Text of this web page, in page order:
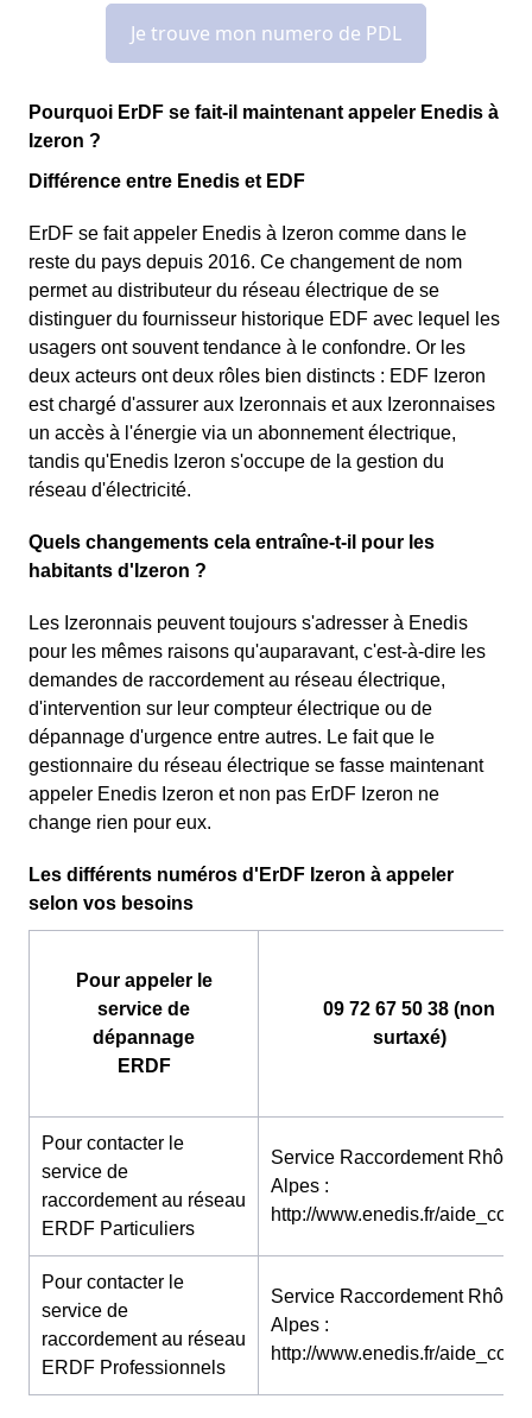
Pourquoi ErDF se fait-il maintenant appeler Enedis à
Izeron ?
Différence entre Enedis et EDF
ErDF se fait appeler Enedis à Izeron comme dans le
reste du pays depuis 2016. Ce changement de nom
permet au distributeur du réseau électrique de se
distinguer du fournisseur historique EDF avec lequel les
usagers ont souvent tendance à le confondre. Or les
deux acteurs ont deux rôles bien distincts : EDF Izeron
est chargé d'assurer aux Izeronnais et aux Izeronnaises
un accès à l'énergie via un abonnement électrique,
tandis qu'Enedis Izeron s'occupe de la gestion du
réseau d'électricité.
Quels changements cela entraîne-t-il pour les
habitants d'Izeron ?
Les Izeronnais peuvent toujours s'adresser à Enedis
pour les mêmes raisons qu'auparavant, c'est-à-dire les
demandes de raccordement au réseau électrique,
d'intervention sur leur compteur électrique ou de
dépannage d'urgence entre autres. Le fait que le
gestionnaire du réseau électrique se fasse maintenant
appeler Enedis Izeron et non pas ErDF Izeron ne
change rien pour eux.
Les différents numéros d'ErDF Izeron à appeler
selon vos besoins
Pour appeler le
service de
dépannage
ERDF
09 72 67 50 38 (non
surtaxé)
Pour contacter le
service de
raccordement au réseau
ERDF Particuliers
Service Raccordement Rhône-
Alpes :
http://www.enedis.fr/
Pour contacter le
service de
raccordement au réseau
ERDF Professionnels
Service Raccordement Rhône-
Alpes :
http://www.enedis.fr/